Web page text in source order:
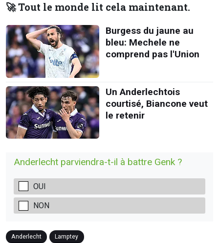
🚀 Tout le monde lit cela maintenant.
Burgess du jaune au
bleu: Mechele ne
comprend pas l'Union
Un Anderlechtois
courtisé, Biancone veut
le retenir
Anderlecht parviendra-t-il à battre Genk ?
OUI
NON
Anderlecht Lamptey